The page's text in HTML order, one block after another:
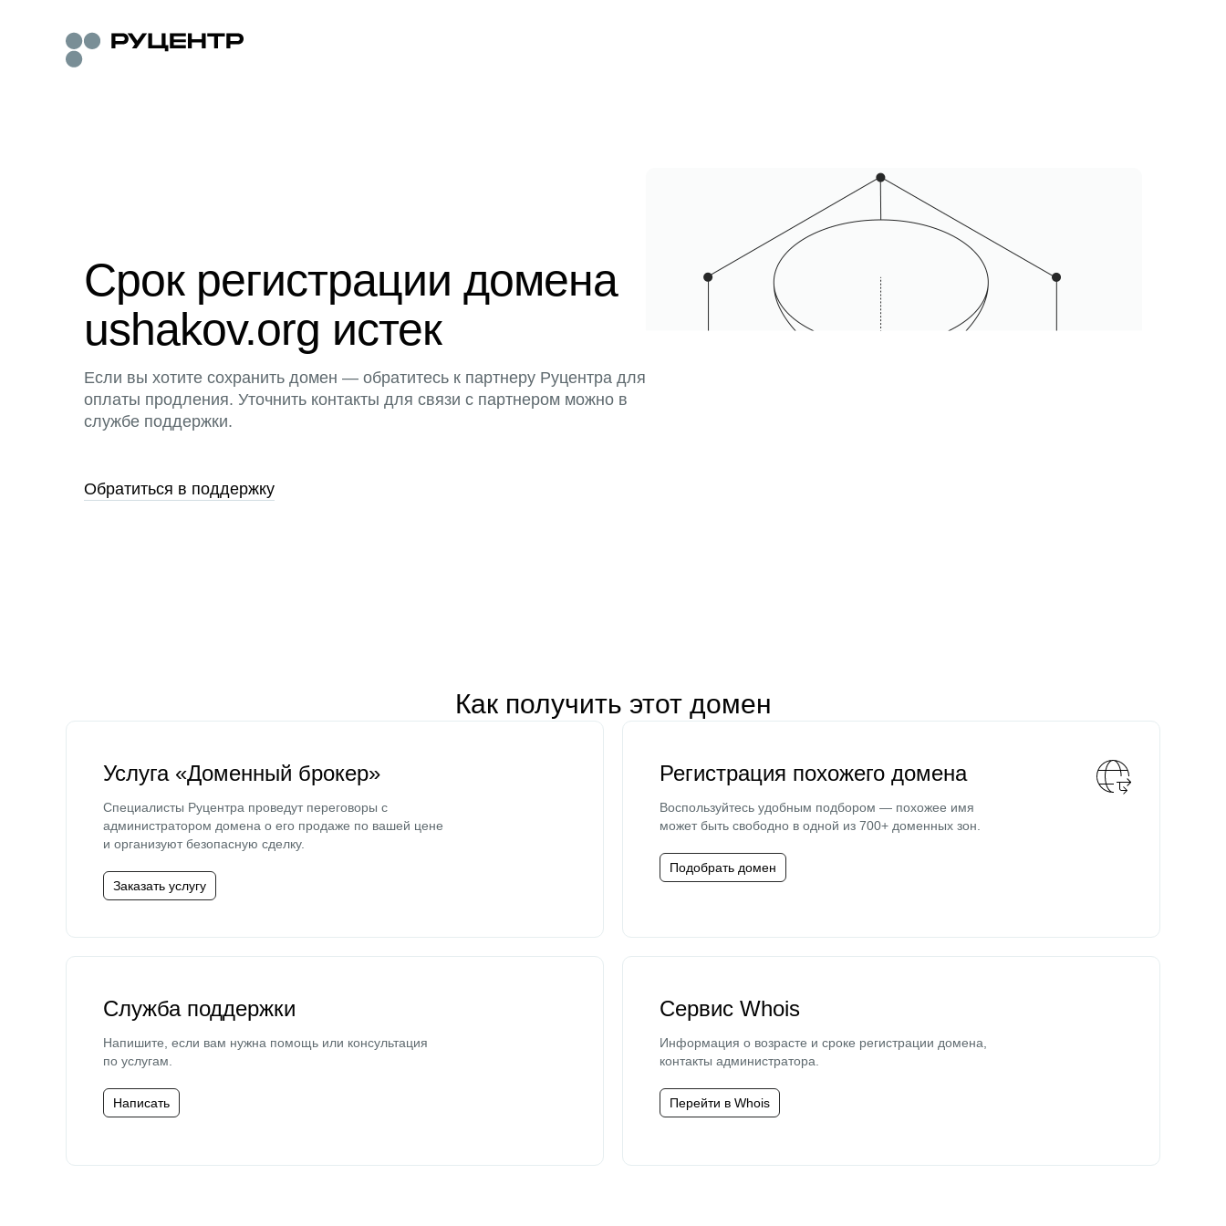
Срок регистрации домена
ushakov.org истек
Если вы хотите сохранить домен — обратитесь к партнеру Руцентра для
оплаты продления. Уточнить контакты для связи с партнером можно в
службе поддержки.
Обратиться в поддержку
Как получить этот домен
Услуга «Доменный брокер»
Специалисты Руцентра проведут переговоры с
администратором домена о его продаже по вашей цене
и организуют безопасную сделку.
Заказать услугу
Регистрация похожего домена
Воспользуйтесь удобным подбором — похожее имя
может быть свободно в одной из 700+ доменных зон.
Подобрать домен
Служба поддержки
Напишите, если вам нужна помощь или консультация
по услугам.
Написать
Сервис Whois
Информация о возрасте и сроке регистрации домена,
контакты администратора.
Перейти в Whois